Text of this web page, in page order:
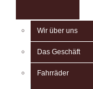
Wir über uns
Das Geschäft
Fahrräder